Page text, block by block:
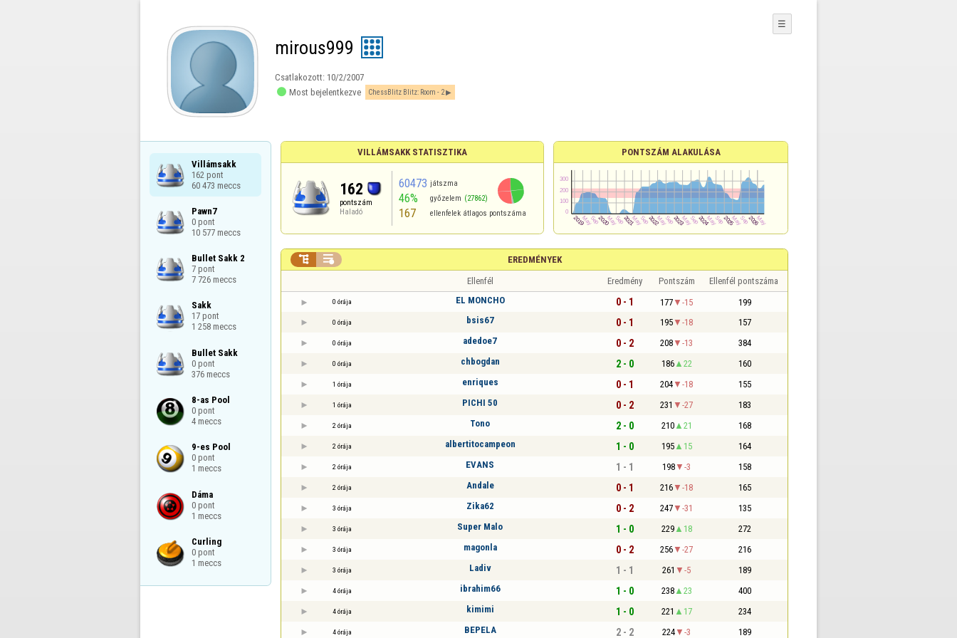
mirous999
Csatlakozott: 10/2/2007
 Most bejelentkezve ChessBlitz Blitz: Room - 2
☰
Villámsakk
162 pont
60 473 meccs
Pawn7
0 pont
10 577 meccs
Bullet Sakk 2
7 pont
7 726 meccs
Sakk
17 pont
1 258 meccs
Bullet Sakk
0 pont
376 meccs
8-as Pool
0 pont
4 meccs
9-es Pool
0 pont
1 meccs
Dáma
0 pont
1 meccs
Curling
0 pont
1 meccs
VILLÁMSAKK STATISZTIKA
162
pontszám
Haladó
60473 játszma
46% győzelem (27862)
167 ellenfelek átlagos pontszáma
PONTSZÁM ALAKULÁSA
EREDMÉNYEK
 
Ellenfél Eredmény Pontszám Ellenfél pontszáma
0 órája EL MONCHO 0 - 1 177 -15 199
0 órája bsis67 0 - 1 195 -18 157
0 órája adedoe7 0 - 2 208 -13 384
0 órája chbogdan 2 - 0 186 22 160
1 órája enriques 0 - 1 204 -18 155
1 órája PICHI 50 0 - 2 231 -27 183
2 órája Tono 2 - 0 210 21 168
2 órája albertitocampeon 1 - 0 195 15 164
2 órája EVANS 1 - 1 198 -3 158
2 órája Andale 0 - 1 216 -18 165
3 órája Zika62 0 - 2 247 -31 135
3 órája Super Malo 1 - 0 229 18 272
3 órája magonla 0 - 2 256 -27 216
3 órája Ladiv 1 - 1 261 -5 189
4 órája ibrahim66 1 - 0 238 23 400
4 órája kimimi 1 - 0 221 17 234
4 órája BEPELA 2 - 2 224 -3 189